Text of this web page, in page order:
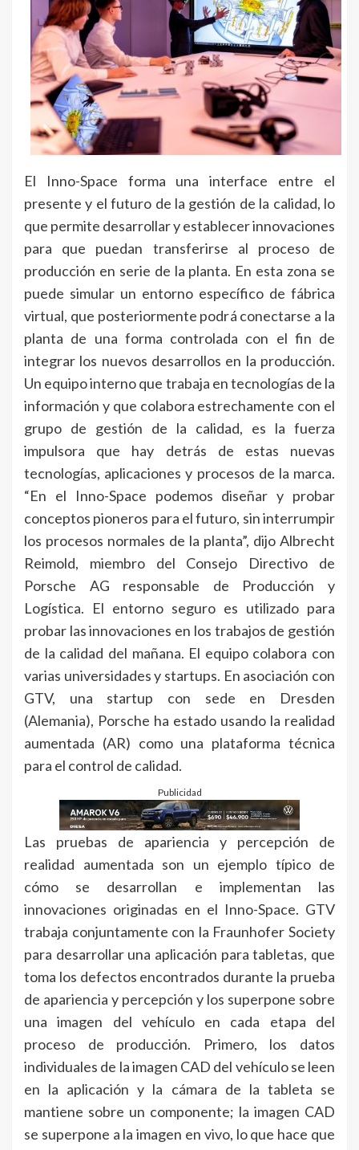
El Inno-Space forma una interface entre el
presente y el futuro de la gestión de la calidad, lo
que permite desarrollar y establecer innovaciones
para que puedan transferirse al proceso de
producción en serie de la planta. En esta zona se
puede simular un entorno específico de fábrica
virtual, que posteriormente podrá conectarse a la
planta de una forma controlada con el fin de
integrar los nuevos desarrollos en la producción.
Un equipo interno que trabaja en tecnologías de la
información y que colabora estrechamente con el
grupo de gestión de la calidad, es la fuerza
impulsora que hay detrás de estas nuevas
tecnologías, aplicaciones y procesos de la marca.
“En el Inno-Space podemos diseñar y probar
conceptos pioneros para el futuro, sin interrumpir
los procesos normales de la planta”, dijo Albrecht
Reimold, miembro del Consejo Directivo de
Porsche AG responsable de Producción y
Logística. El entorno seguro es utilizado para
probar las innovaciones en los trabajos de gestión
de la calidad del mañana. El equipo colabora con
varias universidades y startups. En asociación con
GTV, una startup con sede en Dresden
(Alemania), Porsche ha estado usando la realidad
aumentada (AR) como una plataforma técnica
para el control de calidad.
Publicidad
Las pruebas de apariencia y percepción de
realidad aumentada son un ejemplo típico de
cómo se desarrollan e implementan las
innovaciones originadas en el Inno-Space. GTV
trabaja conjuntamente con la Fraunhofer Society
para desarrollar una aplicación para tabletas, que
toma los defectos encontrados durante la prueba
de apariencia y percepción y los superpone sobre
una imagen del vehículo en cada etapa del
proceso de producción. Primero, los datos
individuales de la imagen CAD del vehículo se leen
en la aplicación y la cámara de la tableta se
mantiene sobre un componente; la imagen CAD
se superpone a la imagen en vivo, lo que hace que